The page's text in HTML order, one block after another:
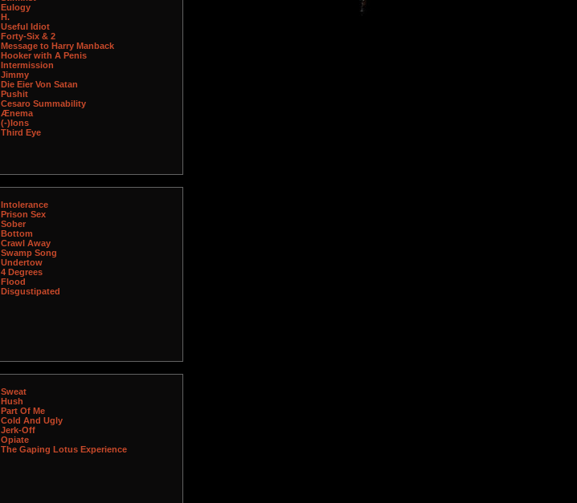
Eulogy
H.
Useful Idiot
Forty-Six & 2
Message to Harry Manback
Hooker with A Penis
Intermission
Jimmy
Die Eier Von Satan
Pushit
Cesaro Summability
Ænema
(-)Ions
Third Eye
Intolerance
Prison Sex
Sober
Bottom
Crawl Away
Swamp Song
Undertow
4 Degrees
Flood
Disgustipated
Sweat
Hush
Part Of Me
Cold And Ugly
Jerk-Off
Opiate
The Gaping Lotus Experience